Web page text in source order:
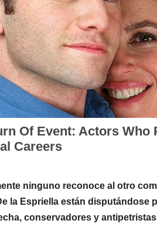
ninguno reconoce al otro
la Espriella están disputándose
conservadores y